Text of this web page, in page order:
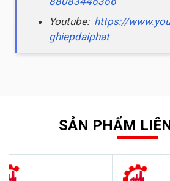
Youtube: https://
ghiepdaiphat
SẢN PHẨM